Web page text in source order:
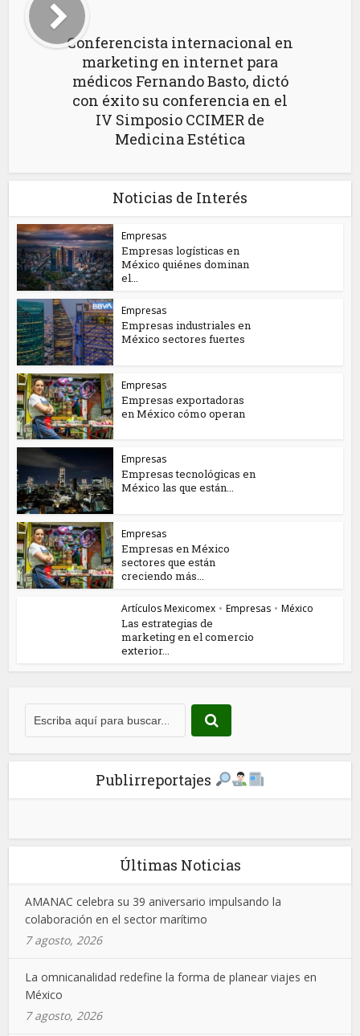
Conferencista internacional en
marketing en internet para
médicos Fernando Basto, dictó
con éxito su conferencia en el
IV Simposio CCIMER de
Medicina Estética
Noticias de Interés
Empresas
Empresas logísticas en
México quiénes dominan
el...
Empresas
Empresas industriales en
México sectores fuertes
Empresas
Empresas exportadoras
en México cómo operan
Empresas
Empresas tecnológicas en
México las que están...
Empresas
Empresas en México
sectores que están
creciendo más...
Artículos Mexicomex • Empresas • México
Las estrategias de
marketing en el comercio
exterior...
Publirreportajes
Últimas Noticias
AMANAC celebra su 39 aniversario impulsando la
colaboración en el sector marítimo
7 agosto, 2026
La omnicanalidad redefine la forma de planear viajes en
México
7 agosto, 2026